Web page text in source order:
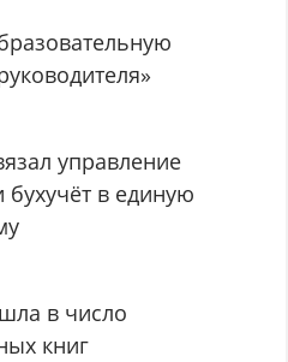
управление
в единую
в число
книг